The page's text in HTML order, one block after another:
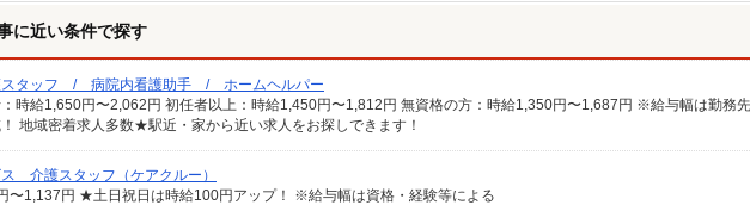
に近い条件で探す
スタッフ / 病院内看護助手 / ホームヘルパー
地域密着求人多数★駅近・家から近い求人をお探しできます！
介護スタッフ（ケアクルー）
〜1,137円 ★土日祝日は時給100円アップ！ ※給与幅は資格・経験等による